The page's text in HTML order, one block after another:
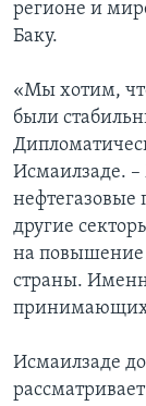
регионе и
Баку.
«Мы хотим,
были
Исмаилзаде. –
другие
на
страны.
принимающих
Исмаилзаде